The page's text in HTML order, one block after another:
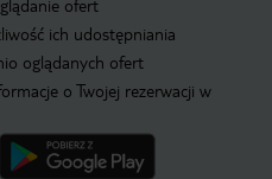
ofert
ich udostępniania
oglądanych ofert
o Twojej rezerwacji w